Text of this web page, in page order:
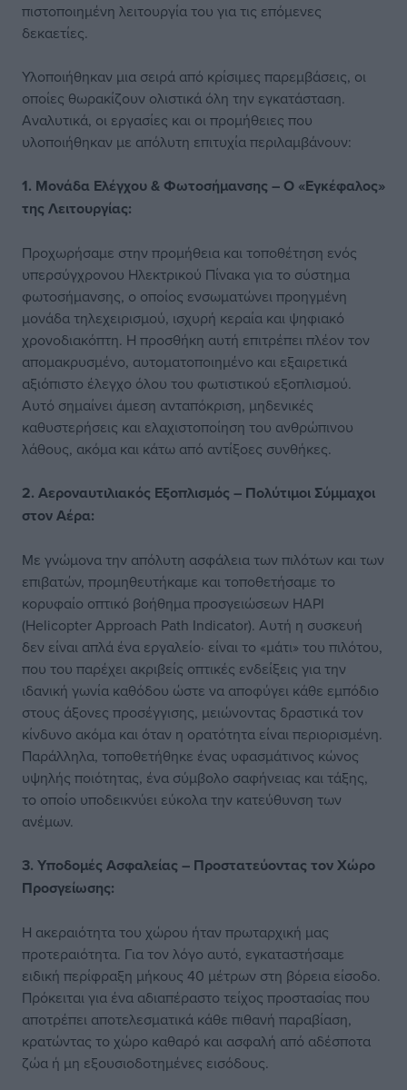
πιστοποιημένη λειτουργία του για τις επόμενες
δεκαετίες.
Υλοποιήθηκαν μια σειρά από κρίσιμες παρεμβάσεις, οι
οποίες θωρακίζουν ολιστικά όλη την εγκατάσταση.
Αναλυτικά, οι εργασίες και οι προμήθειες που
υλοποιήθηκαν με απόλυτη επιτυχία περιλαμβάνουν:
1. Μονάδα Ελέγχου & Φωτοσήμανσης – Ο «Εγκέφαλος»
της Λειτουργίας:
Προχωρήσαμε στην προμήθεια και τοποθέτηση ενός
υπερσύγχρονου Ηλεκτρικού Πίνακα για το σύστημα
φωτοσήμανσης, ο οποίος ενσωματώνει προηγμένη
μονάδα τηλεχειρισμού, ισχυρή κεραία και ψηφιακό
χρονοδιακόπτη. Η προσθήκη αυτή επιτρέπει πλέον τον
απομακρυσμένο, αυτοματοποιημένο και εξαιρετικά
αξιόπιστο έλεγχο όλου του φωτιστικού εξοπλισμού.
Αυτό σημαίνει άμεση ανταπόκριση, μηδενικές
καθυστερήσεις και ελαχιστοποίηση του ανθρώπινου
λάθους, ακόμα και κάτω από αντίξοες συνθήκες.
2. Αεροναυτιλιακός Εξοπλισμός – Πολύτιμοι Σύμμαχοι
στον Αέρα:
Με γνώμονα την απόλυτη ασφάλεια των πιλότων και των
επιβατών, προμηθευτήκαμε και τοποθετήσαμε το
κορυφαίο οπτικό βοήθημα προσγειώσεων HAPI
(Helicopter Approach Path Indicator). Αυτή η συσκευή
δεν είναι απλά ένα εργαλείο· είναι το «μάτι» του πιλότου,
που του παρέχει ακριβείς οπτικές ενδείξεις για την
ιδανική γωνία καθόδου ώστε να αποφύγει κάθε εμπόδιο
στους άξονες προσέγγισης, μειώνοντας δραστικά τον
κίνδυνο ακόμα και όταν η ορατότητα είναι περιορισμένη.
Παράλληλα, τοποθετήθηκε ένας υφασμάτινος κώνος
υψηλής ποιότητας, ένα σύμβολο σαφήνειας και τάξης,
το οποίο υποδεικνύει εύκολα την κατεύθυνση των
ανέμων.
3. Υποδομές Ασφαλείας – Προστατεύοντας τον Χώρο
Προσγείωσης:
Η ακεραιότητα του χώρου ήταν πρωταρχική μας
προτεραιότητα. Για τον λόγο αυτό, εγκαταστήσαμε
ειδική περίφραξη μήκους 40 μέτρων στη βόρεια είσοδο.
Πρόκειται για ένα αδιαπέραστο τείχος προστασίας που
αποτρέπει αποτελεσματικά κάθε πιθανή παραβίαση,
κρατώντας το χώρο καθαρό και ασφαλή από αδέσποτα
ζώα ή μη εξουσιοδοτημένες εισόδους.